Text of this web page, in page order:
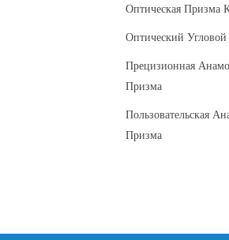
Оптическая Призма
Оптический
Прецизионная
Призма
Пользовательская
Призма